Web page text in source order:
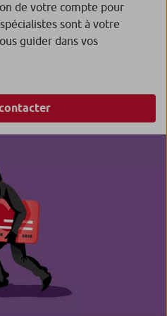
de votre compte pour
sont à votre
guider dans vos